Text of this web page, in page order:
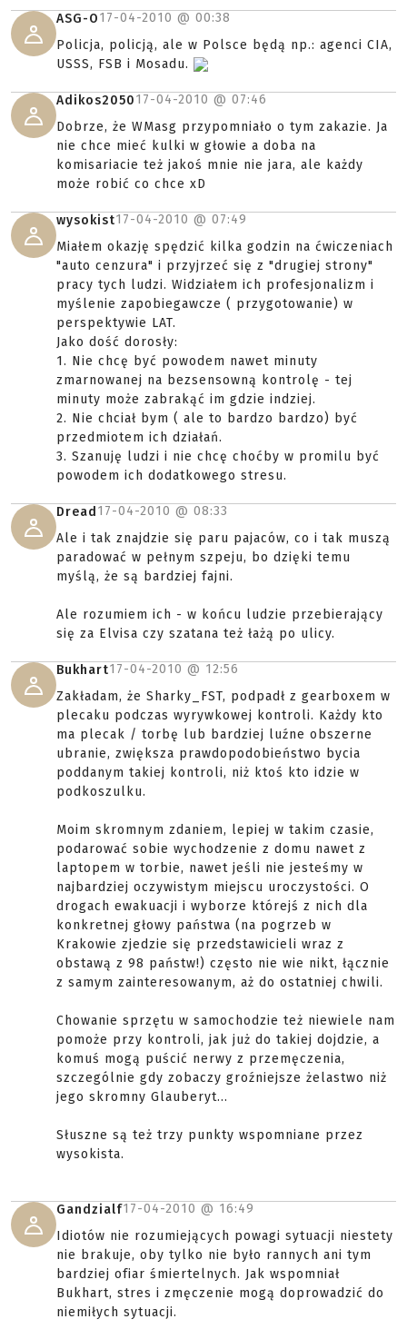
ASG-O17-04-2010 @ 00:38
Policja, policją, ale w Polsce będą np.: agenci CIA,
USSS, FSB i Mosadu.
Adikos205017-04-2010 @ 07:46
Dobrze, że WMasg przypomniało o tym zakazie. Ja
nie chce mieć kulki w głowie a doba na
komisariacie też jakoś mnie nie jara, ale każdy
może robić co chce xD
wysokist17-04-2010 @ 07:49
Miałem okazję spędzić kilka godzin na ćwiczeniach
"auto cenzura" i przyjrzeć się z "drugiej strony"
pracy tych ludzi. Widziałem ich profesjonalizm i
myślenie zapobiegawcze ( przygotowanie) w
perspektywie LAT.
Jako dość dorosły:
1. Nie chcę być powodem nawet minuty
zmarnowanej na bezsensowną kontrolę - tej
minuty może zabrakąć im gdzie indziej.
2. Nie chciał bym ( ale to bardzo bardzo) być
przedmiotem ich działań.
3. Szanuję ludzi i nie chcę choćby w promilu być
powodem ich dodatkowego stresu.
Dread 17-04-2010 @ 08:33
Ale i tak znajdzie się paru pajaców, co i tak muszą
paradować w pełnym szpeju, bo dzięki temu
myślą, że są bardziej fajni.
Ale rozumiem ich - w końcu ludzie przebierający
się za Elvisa czy szatana też łażą po ulicy.
Bukhart17-04-2010 @ 12:56
Zakładam, że Sharky_FST, podpadł z gearboxem w
plecaku podczas wyrywkowej kontroli. Każdy kto
ma plecak / torbę lub bardziej luźne obszerne
ubranie, zwiększa prawdopodobieństwo bycia
poddanym takiej kontroli, niż ktoś kto idzie w
podkoszulku.
Moim skromnym zdaniem, lepiej w takim czasie,
podarować sobie wychodzenie z domu nawet z
laptopem w torbie, nawet jeśli nie jesteśmy w
najbardziej oczywistym miejscu uroczystości. O
drogach ewakuacji i wyborze którejś z nich dla
konkretnej głowy państwa (na pogrzeb w
Krakowie zjedzie się przedstawicieli wraz z
obstawą z 98 państw!) często nie wie nikt, łącznie
z samym zainteresowanym, aż do ostatniej chwili.
Chowanie sprzętu w samochodzie też niewiele nam
pomoże przy kontroli, jak już do takiej dojdzie, a
komuś mogą puścić nerwy z przemęczenia,
szczególnie gdy zobaczy groźniejsze żelastwo niż
jego skromny Glauberyt...
Słuszne są też trzy punkty wspomniane przez
wysokista.
Gandzialf17-04-2010 @ 16:49
Idiotów nie rozumiejących powagi sytuacji niestety
nie brakuje, oby tylko nie było rannych ani tym
bardziej ofiar śmiertelnych. Jak wspomniał
Bukhart, stres i zmęczenie mogą doprowadzić do
niemiłych sytuacji.